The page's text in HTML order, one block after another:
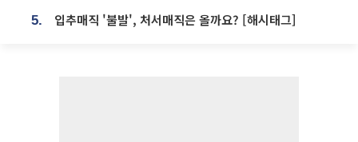
5. 입추매직 '불발', 처서매직은 올까요? [해시태그]